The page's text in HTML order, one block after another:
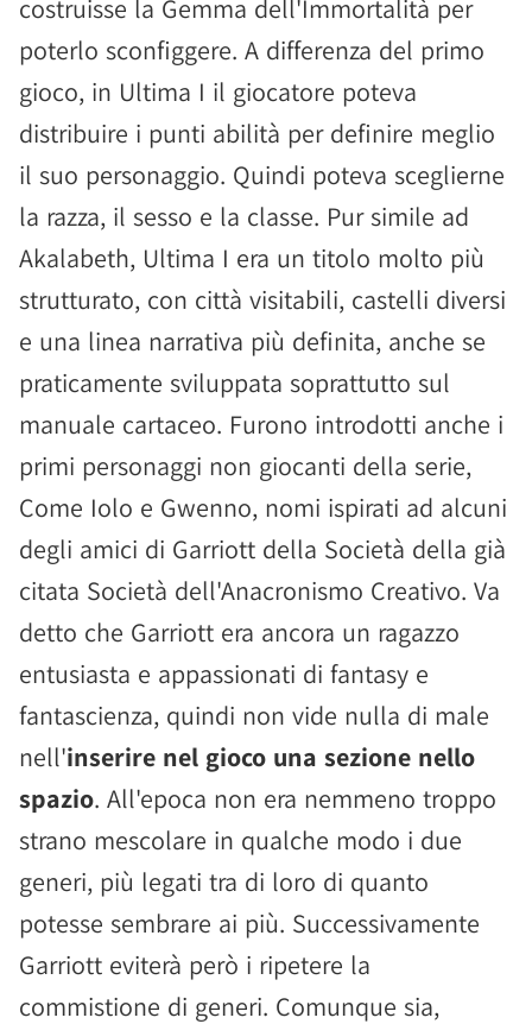
costruisse la Gemma dell'Immortalità per
poterlo sconfiggere. A differenza del primo
gioco, in Ultima I il giocatore poteva
distribuire i punti abilità per definire meglio
il suo personaggio. Quindi poteva sceglierne
la razza, il sesso e la classe. Pur simile ad
Akalabeth, Ultima I era un titolo molto più
strutturato, con città visitabili, castelli diversi
e una linea narrativa più definita, anche se
praticamente sviluppata soprattutto sul
manuale cartaceo. Furono introdotti anche i
primi personaggi non giocanti della serie,
Come Iolo e Gwenno, nomi ispirati ad alcuni
degli amici di Garriott della Società della già
citata Società dell'Anacronismo Creativo. Va
detto che Garriott era ancora un ragazzo
entusiasta e appassionati di fantasy e
fantascienza, quindi non vide nulla di male
nell'inserire nel gioco una sezione nello
spazio. All'epoca non era nemmeno troppo
strano mescolare in qualche modo i due
generi, più legati tra di loro di quanto
potesse sembrare ai più. Successivamente
Garriott eviterà però i ripetere la
commistione di generi. Comunque sia,